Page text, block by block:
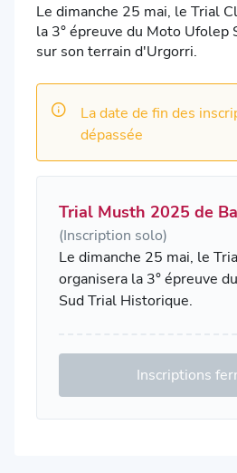
Le dimanche 25 mai, le Trial
la 3° épreuve du Moto Ufolep
sur son terrain d'Urgorri.
La date de fin des
dépassée
Trial Musth 2025 de
(Inscription solo)
Le dimanche 25 mai, le
organisera la 3° épreuve
Sud Trial Historique.
Inscriptions